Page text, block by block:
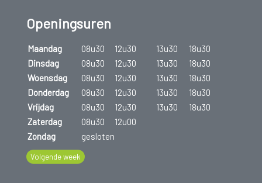
Openingsuren
Maandag 08u30 12u30 13u30
18u30
Dinsdag
08u30 12u30 13u30
18u30
Woensdag
08u30 12u30 13u30
18u30
Donderdag
08u30 12u30 13u30
18u30
Vrijdag
08u30 12u30 13u30
18u30
Zaterdag
08u30
12u00
Zondag
gesloten
Volgende week